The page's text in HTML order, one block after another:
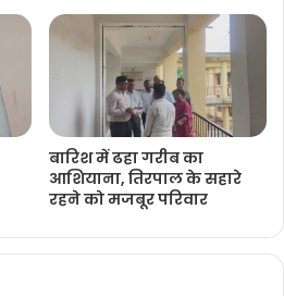
बारिश में ढहा गरीब का
आशियाना, तिरपाल के सहारे
रहने को मजबूर परिवार